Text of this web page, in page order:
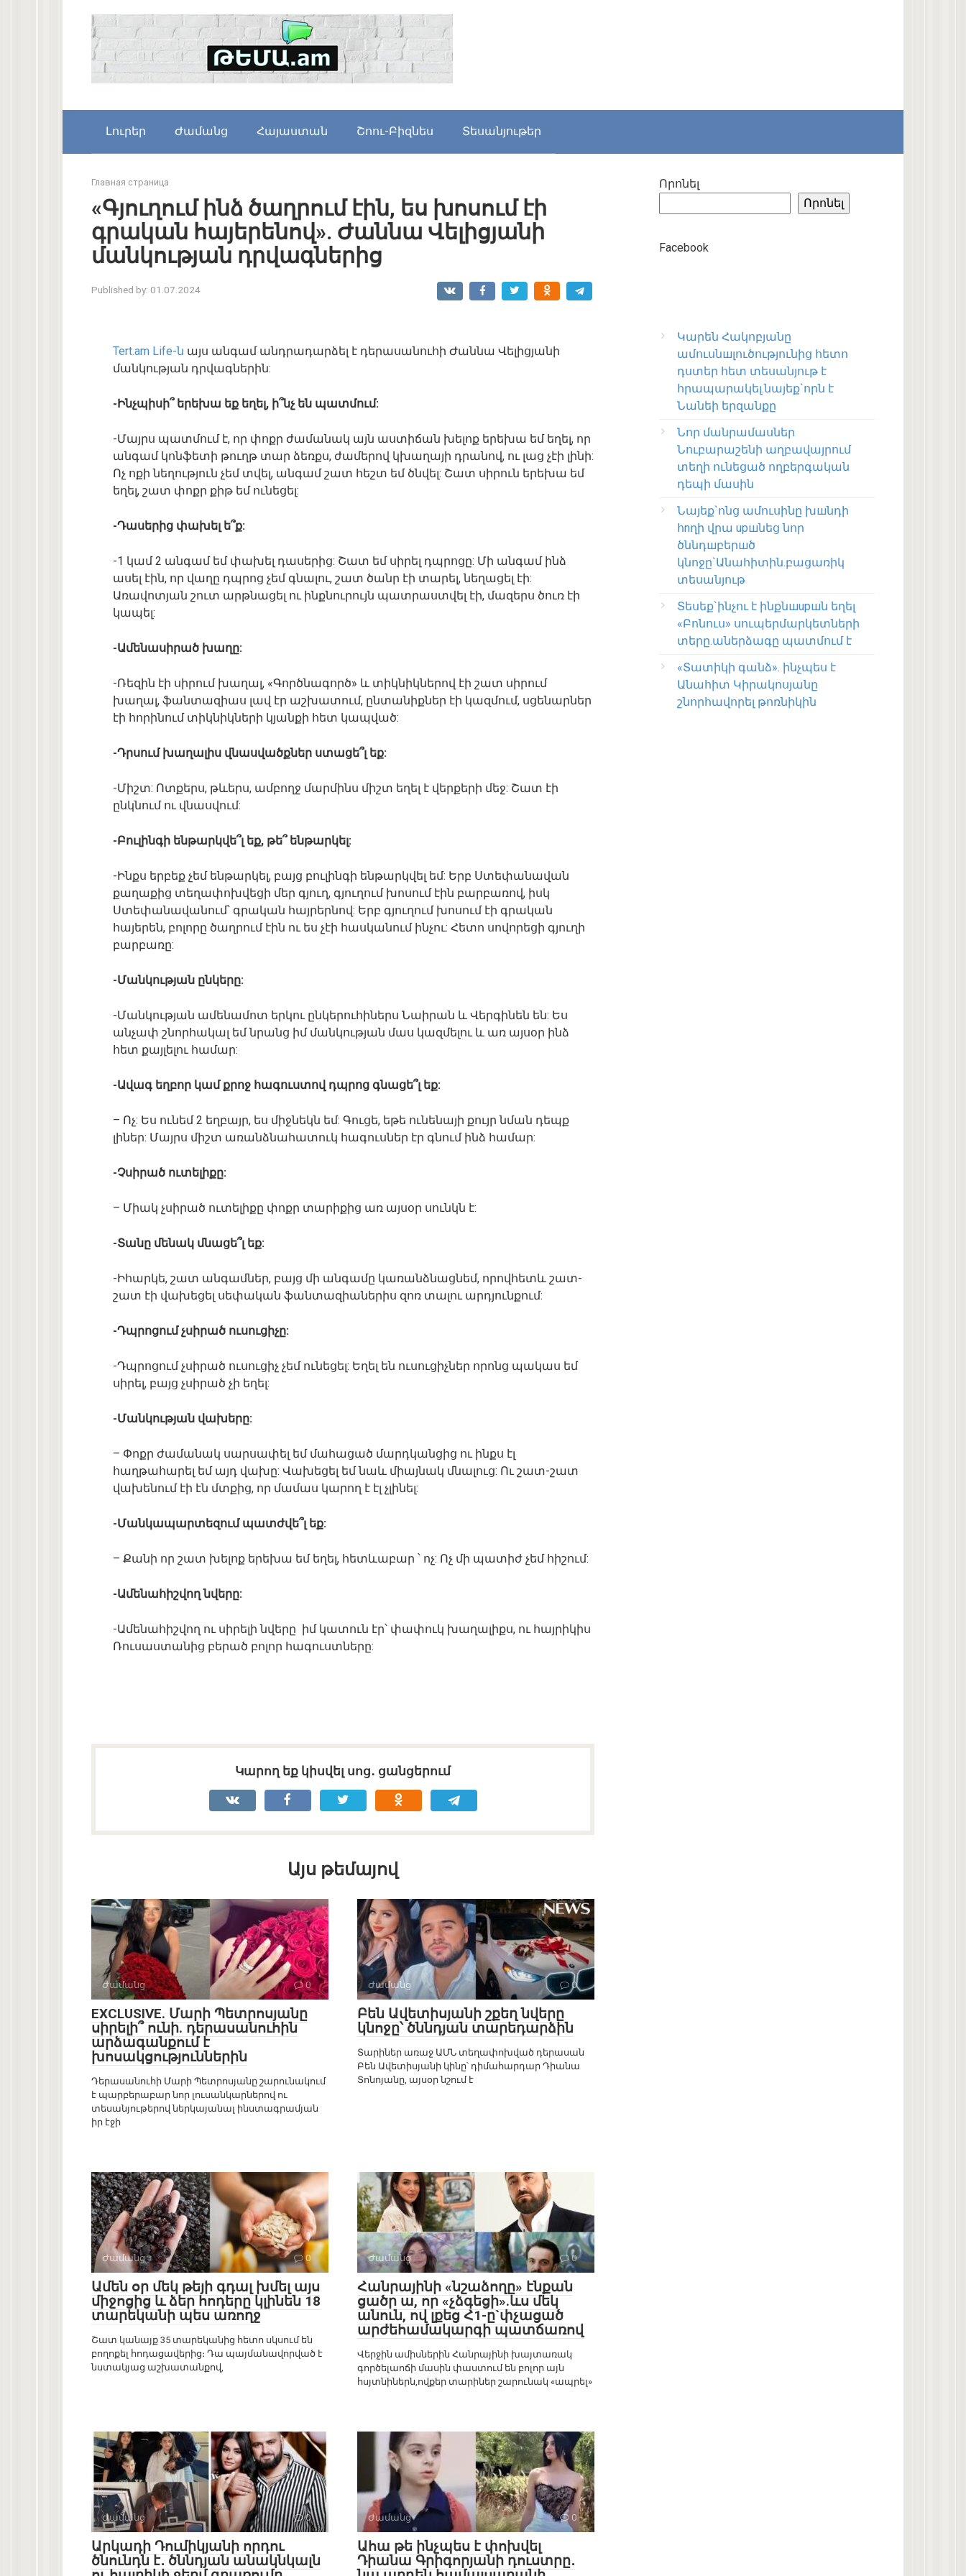
Լուրեր Ժամանց Հայաստան Շոու-Բիզնես Տեսանյութեր
Главная страница
«Գյուղում ինձ ծաղրում էին, ես խոսում էի
գրական հայերենով». Ժաննա Վելիցյանի
մանկության դրվագներից
Published by: 01.07.2024
Tert.am Life-ն այս անգամ անդրադարձել է դերասանուհի Ժաննա Վելիցյանի
մանկության դրվագներին:
-Ինչպիսի՞ երեխա եք եղել, ի՞նչ են պատմում:
-Մայրս պատմում է, որ փոքր ժամանակ այն աստիճան խելոք երեխա եմ եղել, որ
անգամ կոնֆետի թուղթ տար ձեռքս, ժամերով կխաղայի դրանով, ու լաց չէի լինի:
Ոչ ոքի նեղություն չեմ տվել, անգամ շատ հեշտ եմ ծնվել: Շատ սիրուն երեխա եմ
եղել, շատ փոքր քիթ եմ ունեցել:
-Դասերից փախել ե՞ք:
-1 կամ 2 անգամ եմ փախել դասերից: Շատ եմ սիրել դպրոցը: Մի անգամ ինձ
ասել էին, որ վաղը դպրոց չեմ գնալու, շատ ծանր էի տարել, նեղացել էի:
Առավոտյան շուտ արթնացել ու ինքնուրույն պատրաստվել էի, մազերս ծուռ էի
կապել:
-Ամենասիրած խաղը:
-Ռեզին էի սիրում խաղալ, «Գործնագործ» և տիկնիկներով էի շատ սիրում
խաղալ, ֆանտազիաս լավ էր աշխատում, ընտանիքներ էի կազմում, սցենարներ
էի հորինում տիկնիկների կյանքի հետ կապված:
-Դրսում խաղալիս վնասվածքներ ստացե՞լ եք:
-Միշտ: Ոտքերս, թևերս, ամբողջ մարմինս միշտ եղել է վերքերի մեջ: Շատ էի
ընկնում ու վնասվում:
-Բուլինգի ենթարկվե՞լ եք, թե՞ ենթարկել:
-Ինքս երբեք չեմ ենթարկել, բայց բուլինգի ենթարկվել եմ: Երբ Ստեփանավան
քաղաքից տեղափոխվեցի մեր գյուղ, գյուղում խոսում էին բարբառով, իսկ
Ստեփանավանում՝ գրական հայրերնով: Երբ գյուղում խոսում էի գրական
հայերեն, բոլորը ծաղրում էին ու ես չէի հասկանում ինչու: Հետո սովորեցի գյուղի
բարբառը:
-Մանկության ընկերը:
-Մանկության ամենամոտ երկու ընկերուհիներս Նաիրան և Վերգինեն են: Ես
անչափ շնորհակալ եմ նրանց իմ մանկության մաս կազմելու և առ այսօր ինձ
հետ քայլելու համար:
-Ավագ եղբոր կամ քրոջ հագուստով դպրոց գնացե՞լ եք:
– Ոչ: Ես ունեմ 2 եղբայր, ես միջնեկն եմ: Գուցե, եթե ունենայի քույր նման դեպք
լիներ: Մայրս միշտ առանձնահատուկ հագուսներ էր գնում ինձ համար:
-Չսիրած ուտելիքը:
– Միակ չսիրած ուտելիքը փոքր տարիքից առ այսօր սունկն է:
-Տանը մենակ մնացե՞լ եք:
-Իհարկե, շատ անգամներ, բայց մի անգամը կառանձնացնեմ, որովհետև շատ-
շատ էի վախեցել սեփական ֆանտազիաներիս զոռ տալու արդյունքում:
-Դպրոցում չսիրած ուսուցիչը:
-Դպրոցում չսիրած ուսուցիչ չեմ ունեցել: Եղել են ուսուցիչներ որոնց պակաս եմ
սիրել, բայց չսիրած չի եղել:
-Մանկության վախերը:
– Փոքր ժամանակ սարսափել եմ մահացած մարդկանցից ու ինքս էլ
հաղթահարել եմ այդ վախը: Վախեցել եմ նաև միայնակ մնալուց: Ու շատ-շատ
վախենում էի էն մտքից, որ մամաս կարող է էլ չլինել:
-Մանկապարտեզում պատժվե՞լ եք:
– Քանի որ շատ խելոք երեխա եմ եղել, հետևաբար ՝ ոչ: Ոչ մի պատիժ չեմ հիշում:
-Ամենահիշվող նվերը:
-Ամենահիշվող ու սիրելի նվերը իմ կատուն էր՝ փափուկ խաղալիքս, ու հայրիկիս
Ռուսաստանից բերած բոլոր հագուստները:
Կարող եք կիսվել սոց․ ցանցերում
Այս թեմայով
Ժամանց 0
EXCLUSIVE. Մարի Պետրոսյանը
սիրելի՞ ունի. դերասանուհին
արձագանքում է
խոսակցություններին
Դերասանուհի Մարի Պետրոսյանը շարունակում
է պարբերաբար նոր լուսանկարներով ու
տեսանյութերով ներկայանալ ինստագրամյան
իր էջի
Ժամանց 0
Բեն Ավետիսյանի շքեղ նվերը
կնոջը՝ ծննդյան տարեդարձին
Տարիներ առաջ ԱՄՆ տեղափոխված դերասան
Բեն Ավետիսյանի կինը՝ դիմահարդար Դիանա
Տոնոյանը, այսօր նշում է
Ժամանց 0
Ամեն օր մեկ թեյի գդալ խմել այս
միջոցից և ձեր հոդերը կլինեն 18
տարեկանի պես առողջ
Շատ կանայք 35 տարեկանից հետո սկսում են
բողոքել հոդացավերից։ Դա պայմանավորված է
նստակյաց աշխատանքով,
Ժամանց 0
Հանրայինի «նշաձողը» էնքան
ցածր ա, որ «չձգեցի».ևս մեկ
անուն, ով լքեց Հ1-ը`փչացած
արժեհամակարգի պատճառով
Վերջին ամիսներին Հանրայինի խայտառակ
գործելաոճի մասին փաստում են բոլոր այն
հսյտնիներն,ովքեր տարիներ շարունակ «ապրել»
Ժամանց 0
Արկադի Դումիկյանի որդու
ծնունդն է․ ծննդյան անակնկալն
Ժամանց 0
Ահա թե ինչպես է փոխվել
Դիանա Գրիգորյանի դուստրը․
Որոնել
Որոնել
Facebook
Կարեն Հակոբյանը
ամուսնшլուծությունից հետո
դստեր հետ տեսանյութ է
հրապարակել.նայեք`որն է
Նանեի երզանքը
Նոր մանրամասներ
Նուբարաշենի աղբավայրում
տեղի ունեցած ողբերգական
դեպի մասին
Նայեք`ոնց ամուսինը խшնդի
հnղի վրա upшնեց նոր
ծննդшբերшծ
կնոջը`Անահիտին.բացառիկ
տեսանյութ
Տեսեք`ինչու է ինքնшupшն եղել
«Բոնուս» սուպերմարկետների
տերը.աներձագը պատմում է
«Տատիկի գանձ». ինչպես է
Անահիտ Կիրակոսյանը
շնորհավորել թոռնիկին